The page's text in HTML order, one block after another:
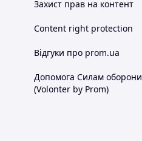
Захист прав на контент
Content right protection
Відгуки про prom.ua
Допомога Силам оборони
(Volonter by Prom)